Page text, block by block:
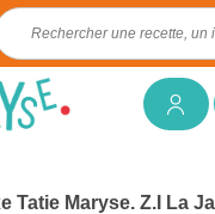
Mon compteMon
:
Tatie Maryse. Z.I La